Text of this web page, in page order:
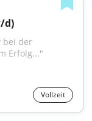
d)
bei der
Erfolg..."
Vollzeit